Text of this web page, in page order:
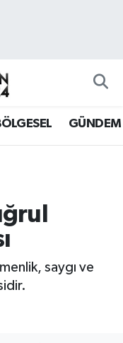
GÜNDEM
saygı ve